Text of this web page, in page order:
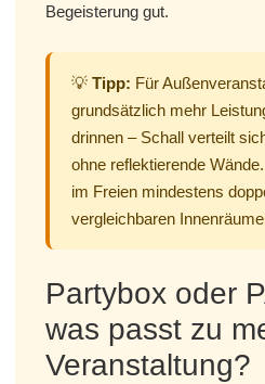
Begeisterung gut.
💡 Tipp: Für
grundsätzlich mehr
drinnen – Schall verteilt
ohne reflektierende
im Freien mindestens
vergleichbaren
Partybox oder
was passt zu
Veranstaltung?